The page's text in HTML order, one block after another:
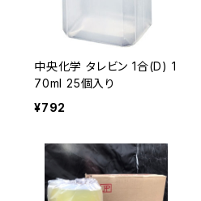
中央化学 タレビン 1合(D) 1
70ml 25個入り
¥792